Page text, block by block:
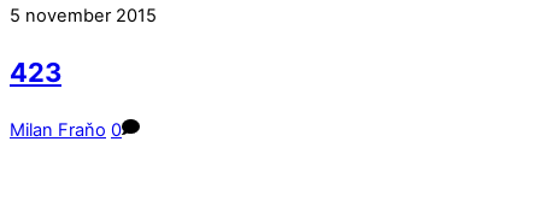
Close
Close
5 november 2015
423
Milan Fraňo 0